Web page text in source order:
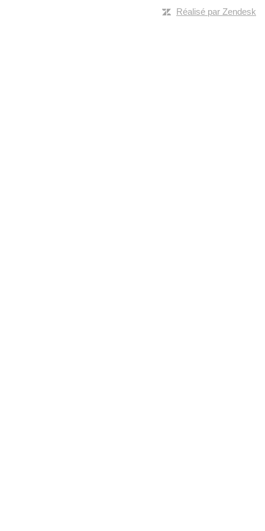
Réalisé par Zendesk